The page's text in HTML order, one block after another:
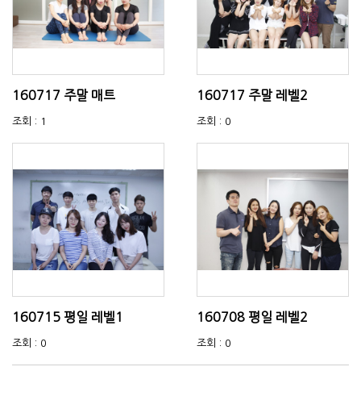
160717 주말 매트
조회 : 1
160717 주말 레벨2
조회 : 0
160715 평일 레벨1
조회 : 0
160708 평일 레벨2
조회 : 0